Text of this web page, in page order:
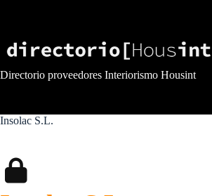
Directorio proveedores Interiorismo Housint
Insolac S.L.